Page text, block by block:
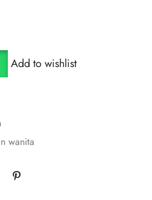
Add to wishlist
wanita